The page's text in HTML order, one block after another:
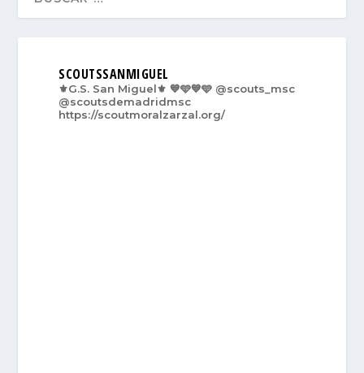
SCOUTSSANMIGUEL
⚜️G.S. San Miguel⚜️ 💙🩵💙🩵 @scouts_msc
@scoutsdemadridmsc
https://scoutmoralzarzal.org/